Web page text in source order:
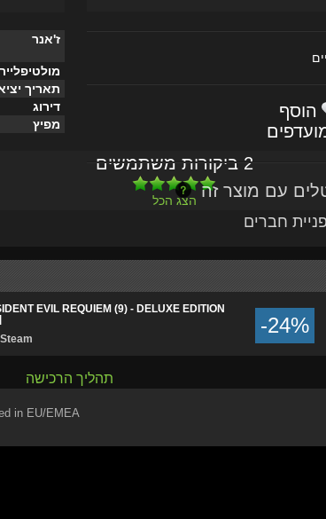
ז'אנר
מולטיפלייר
תאריך
דירוג
מפיץ
2 ביקורות משתמשים
הצג הכל
הוסף
חברים
EVIL REQUIEM (9) - DELUXE EDITION
Steam
-24%
תהליך הרכישה
in EU/EMEA